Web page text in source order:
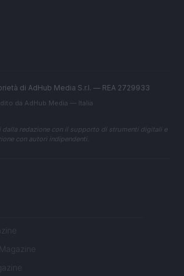
di AdHub Media S.r.l. — REA 2729933
da AdHub Media — Italia
dalla redazione con il supporto di strumenti digitali e
con autori indipendenti.